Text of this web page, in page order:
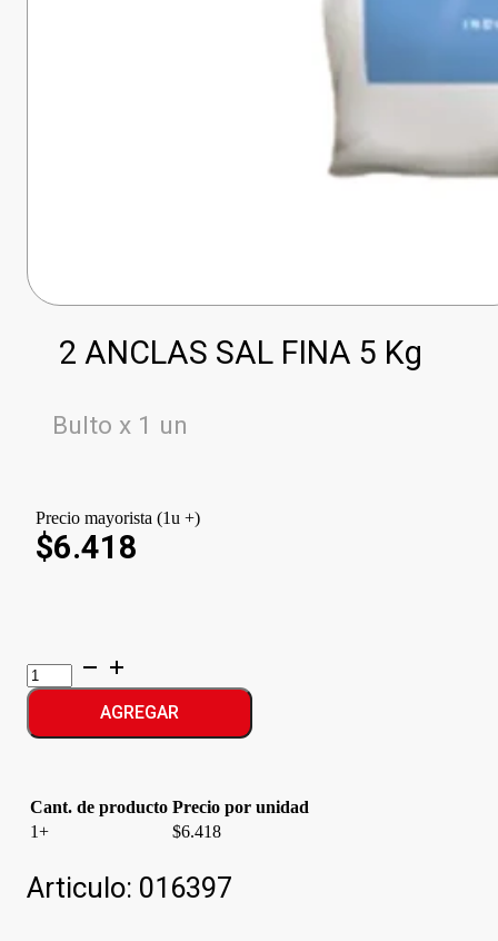
2 ANCLAS SAL FINA 5 Kg
Bulto x 1 un
Precio mayorista (1u +)
$6.418
2
ANCLAS
SAL
cantidad
AGREGAR
Cant. de producto Precio por unidad
1+
$6.418
Articulo: 016397